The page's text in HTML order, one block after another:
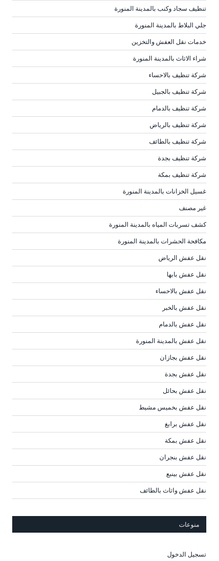
تنظيف سجاد وكنب بالمدينة المنورة
جلي البلاط بالمدينة المنورة
خدمات نقل العفش والتخزين
شراء الاثاث بالمدينة المنورة
شركة تنظيف بالاحساء
شركة تنظيف بالجبيل
شركة تنظيف بالدمام
شركة تنظيف بالرياض
شركة تنظيف بالطائف
شركة تنظيف بجدة
شركة تنظيف بمكة
غسيل الخزانات بالمدينة المنورة
غير مصنف
كشف تسربات المياه بالمدينة المنورة
مكافحة الحشرات بالمدينة المنورة
نقل عفش الرياض
نقل عفش بابها
نقل عفش بالاحساء
نقل عفش بالخبر
نقل عفش بالدمام
نقل عفش بالمدينة المنورة
نقل عفش بجازان
نقل عفش بجدة
نقل عفش بحائل
نقل عفش بخميس مشيط
نقل عفش برابغ
نقل عفش بمكة
نقل عفش بنجران
نقل عفش بينبع
نقل عفش واثاث بالطائف
منوعات
تسجيل الدخول